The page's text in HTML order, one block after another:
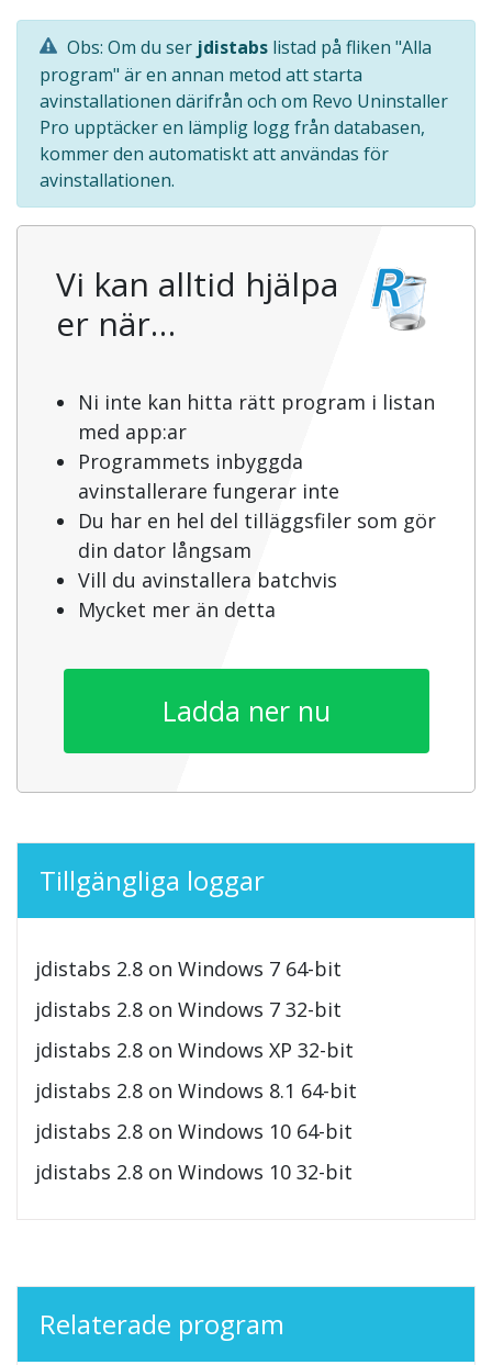
Obs: Om du ser jdistabs listad på fliken "Alla
program" är en annan metod att starta
avinstallationen därifrån och om Revo Uninstaller
Pro upptäcker en lämplig logg från databasen,
kommer den automatiskt att användas för
avinstallationen.
Vi kan alltid hjälpa
er när…
Ni inte kan hitta rätt program i listan
med app:ar
Programmets inbyggda
avinstallerare fungerar inte
Du har en hel del tilläggsfiler som gör
din dator långsam
Vill du avinstallera batchvis
Mycket mer än detta
Ladda ner nu
Tillgängliga loggar
jdistabs 2.8 on Windows 7 64-bit
jdistabs 2.8 on Windows 7 32-bit
jdistabs 2.8 on Windows XP 32-bit
jdistabs 2.8 on Windows 8.1 64-bit
jdistabs 2.8 on Windows 10 64-bit
jdistabs 2.8 on Windows 10 32-bit
Relaterade program